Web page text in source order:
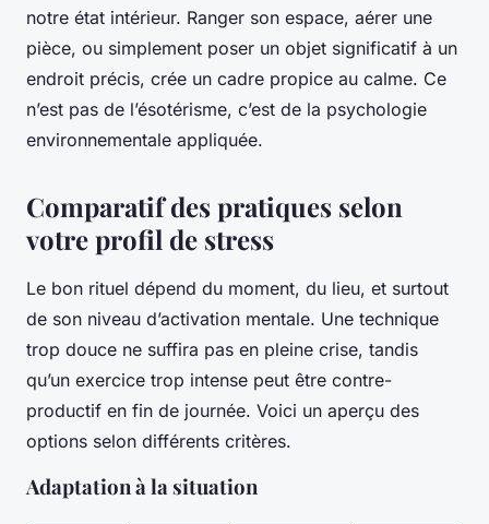
notre état intérieur. Ranger son espace, aérer une
pièce, ou simplement poser un objet significatif à un
endroit précis, crée un cadre propice au calme. Ce
n’est pas de l’ésotérisme, c’est de la psychologie
environnementale appliquée.
Comparatif des pratiques selon
votre profil de stress
Le bon rituel dépend du moment, du lieu, et surtout
de son niveau d’activation mentale. Une technique
trop douce ne suffira pas en pleine crise, tandis
qu’un exercice trop intense peut être contre-
productif en fin de journée. Voici un aperçu des
options selon différents critères.
Adaptation à la situation